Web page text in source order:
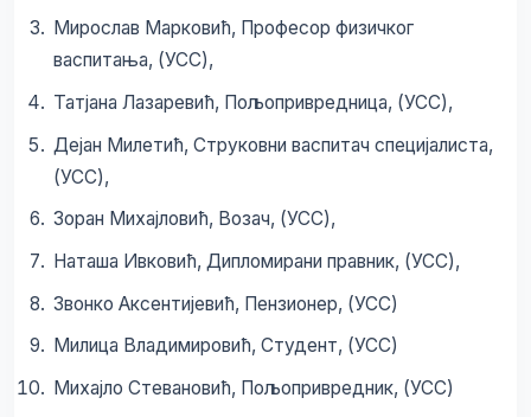
Мирослав Марковић, Професор физичког
васпитања, (УСС),
Татјана Лазаревић, Пољопривредница, (УСС),
Дејан Милетић, Струковни васпитач специјалиста,
(УСС),
Зоран Михајловић, Возач, (УСС),
Наташа Ивковић, Дипломирани правник, (УСС),
Звонко Аксентијевић, Пензионер, (УСС)
Милица Владимировић, Студент, (УСС)
Михајло Стевановић, Пољопривредник, (УСС)